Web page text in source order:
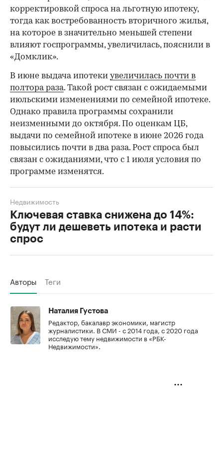
корректировкой спроса на льготную ипотеку,
тогда как востребованность вторичного жилья,
на которое в значительно меньшей степени
влияют госпрограммы, увеличилась, пояснили в
«Домклик».
В июне выдача ипотеки увеличилась почти в
полтора раза. Такой рост связан с ожидаемыми
июльскими изменениями по семейной ипотеке.
Однако правила программы сохранили
неизменными до октября. По оценкам ЦБ,
выдачи по семейной ипотеке в июне 2026 года
повысились почти в два раза. Рост спроса был
связан с ожиданиями, что с 1 июля условия по
программе изменятся.
Ключевая ставка снижена до 14%:
будут ли дешеветь ипотека и расти
спрос
Недвижимость
Авторы Теги
Наталия Густова
Редактор, бакалавр экономики, магистр
журналистики. В СМИ - с 2014 года, с 2020 года
исследую тему недвижимости в «РБК-
Недвижимости».